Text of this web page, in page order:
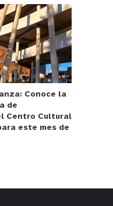
Conoce la
de
Centro Cultural
este mes de